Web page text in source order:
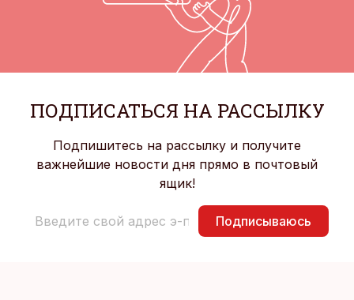
ПОДПИСАТЬСЯ НА РАССЫЛКУ
Подпишитесь на рассылку и получите
важнейшие новости дня прямо в почтовый
ящик!
Подписываюсь